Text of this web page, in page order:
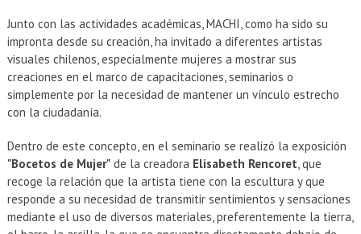
Junto con las actividades académicas, MACHI, como ha sido su
impronta desde su creación, ha invitado a diferentes artistas
visuales chilenos, especialmente mujeres a mostrar sus
creaciones en el marco de capacitaciones, seminarios o
simplemente por la necesidad de mantener un vínculo estrecho
con la ciudadanía.
Dentro de este concepto, en el seminario se realizó la exposición
"Bocetos de Mujer"de la creadora Elisabeth Rencoret, que
recoge la relación que la artista tiene con la escultura y que
responde a su necesidad de transmitir sentimientos y sensaciones
mediante el uso de diversos materiales, preferentemente la tierra,